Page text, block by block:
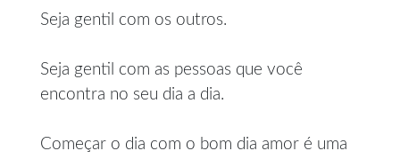
Seja gentil com os outros.
Seja gentil com as pessoas que você
encontra no seu dia a dia.
Começar o dia com o bom dia amor é uma